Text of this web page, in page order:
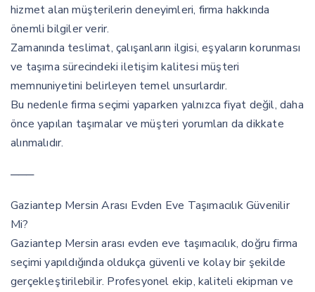
hizmet alan müşterilerin deneyimleri, firma hakkında
önemli bilgiler verir.
Zamanında teslimat, çalışanların ilgisi, eşyaların korunması
ve taşıma sürecindeki iletişim kalitesi müşteri
memnuniyetini belirleyen temel unsurlardır.
Bu nedenle firma seçimi yaparken yalnızca fiyat değil, daha
önce yapılan taşımalar ve müşteri yorumları da dikkate
alınmalıdır.
───
Gaziantep Mersin Arası Evden Eve Taşımacılık Güvenilir
Mi?
Gaziantep Mersin arası evden eve taşımacılık, doğru firma
seçimi yapıldığında oldukça güvenli ve kolay bir şekilde
gerçekleştirilebilir. Profesyonel ekip, kaliteli ekipman ve